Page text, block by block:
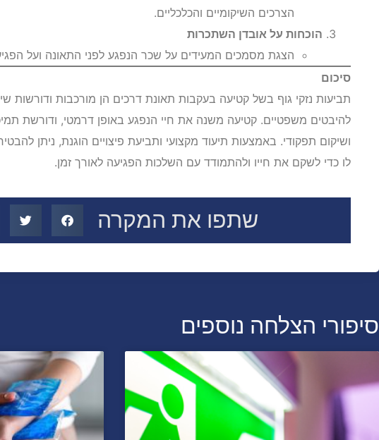
הצרכים השיקומיים והכלכליים.
הוכחות על אובדן השתכרות
הצגת מסמכים המעידים על שכר הנפגע לפני התאונה ועל
סיכום
תביעות נזקי גוף בשל קטיעה בעקבות תאונת דרכים הן מורכבות ודורשות
להיבטים משפטיים. קטיעה משנה את חיי הנפגע באופן דרמטי, ודורשת
ושיקום תפקודי. באמצעות תיעוד מקצועי ותביעת פיצויים הוגנת, ניתן
לו כדי לשקם את חייו ולהתמודד עם השלכות הפגיעה לאורך זמן.
שתפו את המקרה
סיפורי הצלחה נוספים